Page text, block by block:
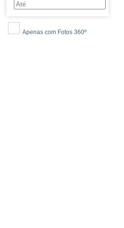
Apenas com Fotos 360º